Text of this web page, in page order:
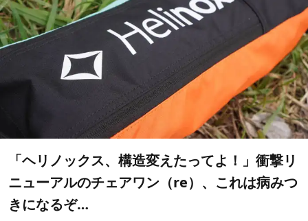
「ヘリノックス、構造変えたってよ！」衝撃リ
ニューアルのチェアワン（re）、これは病みつ
きになるぞ…